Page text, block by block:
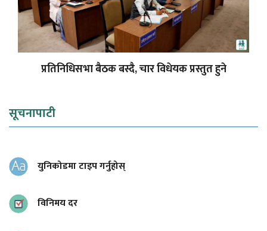
प्रतिनिधिसभा बैठक बस्दै, चार विधेयक प्रस्तुत हुने
सूचनापाटी
युनिकोडमा टाइप गर्नुहोस्
विनिमय दर